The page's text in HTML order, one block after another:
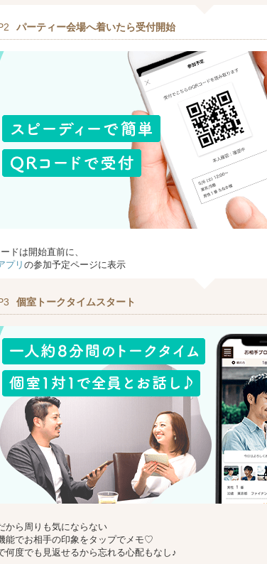
パーティー会場へ着いたら受付開始
ドは開始直前に、
プリ の参加予定ページに表示
個室トークタイムスタート
から周りも気にならない
能でお相手の印象をタップでメモ♡
何度でも見返せるから忘れる心配もなし♪